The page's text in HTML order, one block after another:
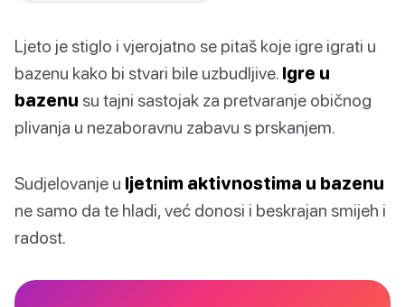
Ljeto je stiglo i vjerojatno se pitaš koje igre igrati u
bazenu kako bi stvari bile uzbudljive. Igre u
bazenu su tajni sastojak za pretvaranje običnog
plivanja u nezaboravnu zabavu s prskanjem.
Sudjelovanje u ljetnim aktivnostima u bazenu
ne samo da te hladi, već donosi i beskrajan smijeh i
radost.